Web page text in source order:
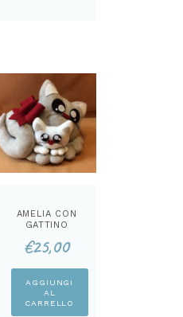
AMELIA CON
GATTINO
KIT
€25,00
AGGIUNGI
AL
CARRELLO